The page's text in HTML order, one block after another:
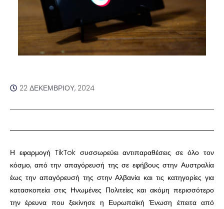
22 ΔΕΚΕΜΒΡΊΟΥ, 2024
Η εφαρμογή TikTok συσσωρεύει αντιπαραθέσεις σε όλο τον
κόσμο, από την απαγόρευσή της σε εφήβους στην Αυστραλία
έως την απαγόρευσή της στην Αλβανία και τις κατηγορίες για
κατασκοπεία στις Ηνωμένες Πολιτείες και ακόμη περισσότερο
την έρευνα που ξεκίνησε η Ευρωπαϊκή Ένωση έπειτα από